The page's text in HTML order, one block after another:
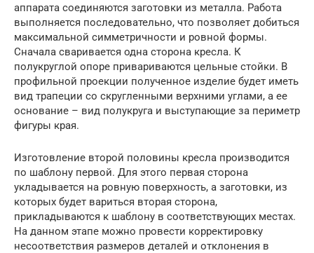
аппарата соединяются заготовки из металла. Работа
выполняется последовательно, что позволяет добиться
максимальной симметричности и ровной формы.
Сначала сваривается одна сторона кресла. К
полукруглой опоре привариваются цельные стойки. В
профильной проекции полученное изделие будет иметь
вид трапеции со скругленными верхними углами, а ее
основание – вид полукруга и выступающие за периметр
фигуры края.
Изготовление второй половины кресла производится
по шаблону первой. Для этого первая сторона
укладывается на ровную поверхность, а заготовки, из
которых будет вариться вторая сторона,
прикладываются к шаблону в соответствующих местах.
На данном этапе можно провести корректировку
несоответствия размеров деталей и отклонения в